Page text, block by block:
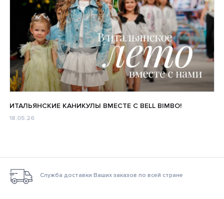
18.05.26
ИТАЛЬЯНСКИЕ КАНИКУЛЫ ВМЕСТЕ С BELL BIMBO!
Служба доставки Ваших заказов по всей стране